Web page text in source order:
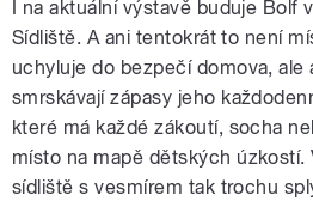
I na aktuální výstavě buduje Bolf
Sídliště. A ani tentokrát to není
uchyluje do bezpečí domova, ale
smrskávají zápasy jeho
které má každé zákoutí, socha
místo na mapě dětských úzkostí.
sídliště s vesmírem tak trochu